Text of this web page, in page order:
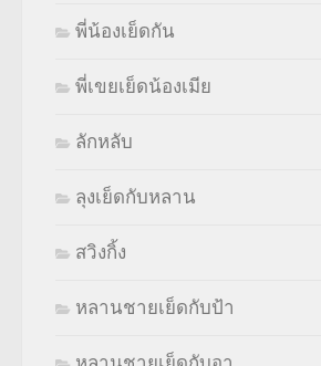
พี่น้องเย็ดกัน
พี่เขยเย็ดน้องเมีย
ลักหลับ
ลุงเย็ดกับหลาน
สวิงกิ้ง
หลานชายเย็ดกับป้า